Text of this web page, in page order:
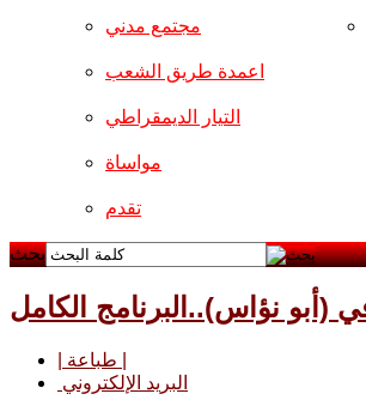
مجتمع مدني
اعمدة طريق الشعب
التيار الديمقراطي
مواساة
تقدم
بحث
البريد الإلكتروني